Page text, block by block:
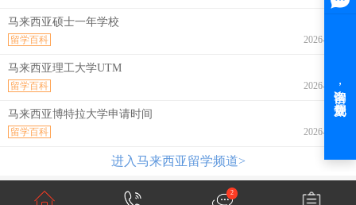
马来西亚硕士一年学校
2026-08-05
留学百科
马来西亚理工大学UTM
2026-08-05
留学百科
马来西亚博特拉大学申请时间
2026-08-05
留学百科
进入马来西亚留学频道>
2